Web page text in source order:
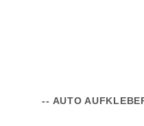
-- AUTO